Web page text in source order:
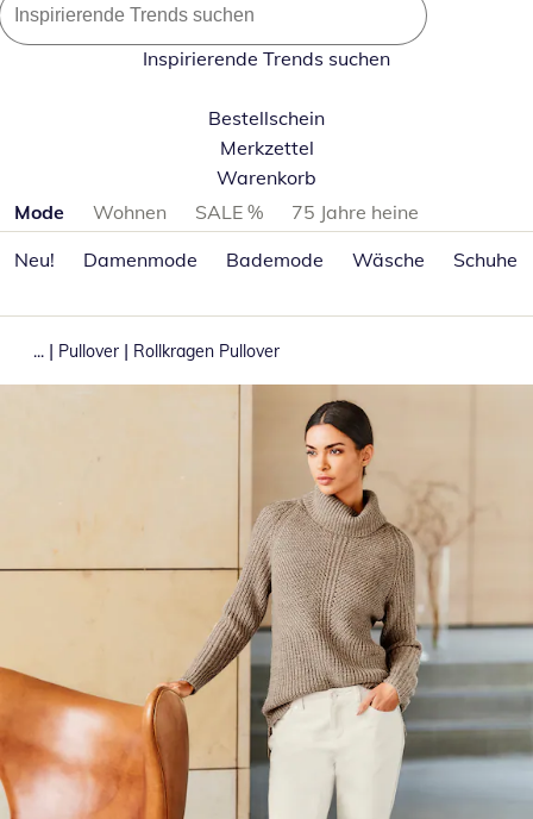
Inspirierende Trends suchen
Bestellschein
Merkzettel
Warenkorb
Produktkategorien überspringen
Mode Wohnen SALE %
75 Jahre heine
Neu!
Damenmode Bademode Wäsche Schuhe
... | Pullover | Rollkragen Pullover